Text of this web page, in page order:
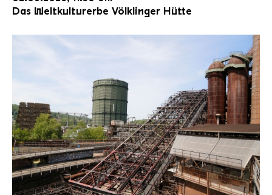
Das Weltkulturerbe Völklinger Hütte